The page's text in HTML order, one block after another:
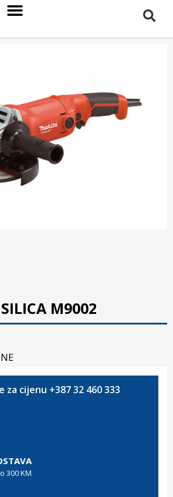
M9002
za cijenu +387 32 460 333
300 KM